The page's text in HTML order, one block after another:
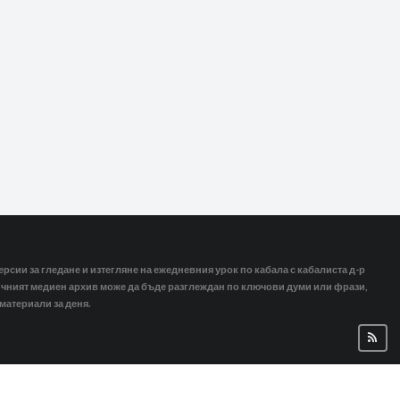
за гледане и изтегляне на ежедневния урок по кабала с кабалиста д-р
медиен архив може да бъде разглеждан по ключови думи или фрази,
за деня.